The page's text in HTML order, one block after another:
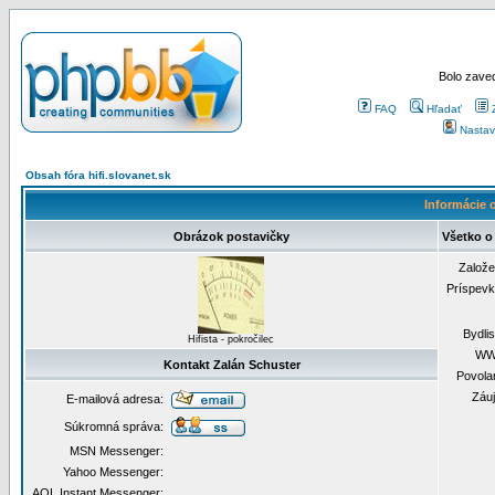
Bolo
FAQ Hľadať
Obsah fóra hifi.slovanet.sk
Informácie
Obrázok postavičky Všetko
Hifista - pokročilec
Kontakt Zalán Schuster
E-mailová adresa:
Súkromná správa:
MSN Messenger:
Yahoo Messenger: